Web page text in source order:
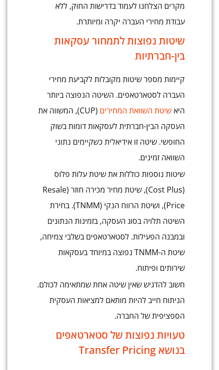
מקרים הצלחנו לעמוד בדרישות החוק, ללא
עבודת מחירי העברה יקרה ומיותרת.
שיטות נפוצות לתמחור עסקאות
בין-חברתיות
קיימות מספר שיטות מקובלות לקביעת מחירי
העברה לסטארטאפים. השיטה הנפוצה ביותר
היאשיטת השוואת המחירים
(CUP), המשווה את
העסקה הבין-חברתית לעסקאות דומות בשוק
החופשי. שיטה זו אידיאלית כשקיימים נתוני
השוואה זמינים.
שיטות נוספות כוללות את שיטת עלות פלוס
(Cost Plus), שיטת מחיר מכירה חוזר (Resale
Price), ושיטת הרווח הנקי (TNMM). בחירת
השיטה תלויה בסוג העסקה, בזמינות הנתונים
ובמבנה הפעילות. לסטארטאפים בשלבי צמיחה,
שיטת ה-TNMM נפוצה במיוחד בעסקאות
שירותים ופיתוח.
חשוב להדגיש שאין שיטה אחת שמתאימה לכולם.
הניתוח חייב להיות מותאם למציאות העסקית
הספציפית של החברה.
טעויות נפוצות של סטארטאפים
בנושא Transfer Pricing